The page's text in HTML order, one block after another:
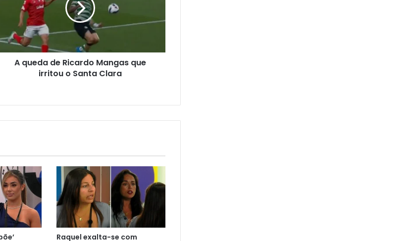
A queda de Ricardo Mangas que
irritou o Santa Clara
Raquel exalta-se com